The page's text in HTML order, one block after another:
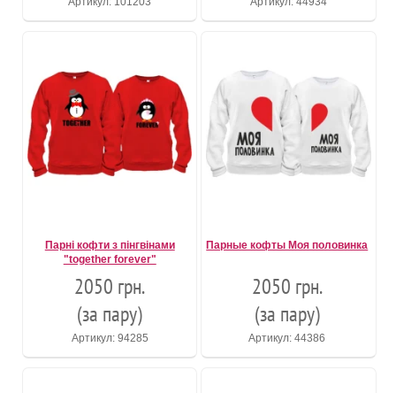
Парні кофти з пінгвінами
"together forever"
2050 грн.
(за пару)
Артикул: 94285
Парные кофты Моя половинка
2050 грн.
(за пару)
Артикул: 44386